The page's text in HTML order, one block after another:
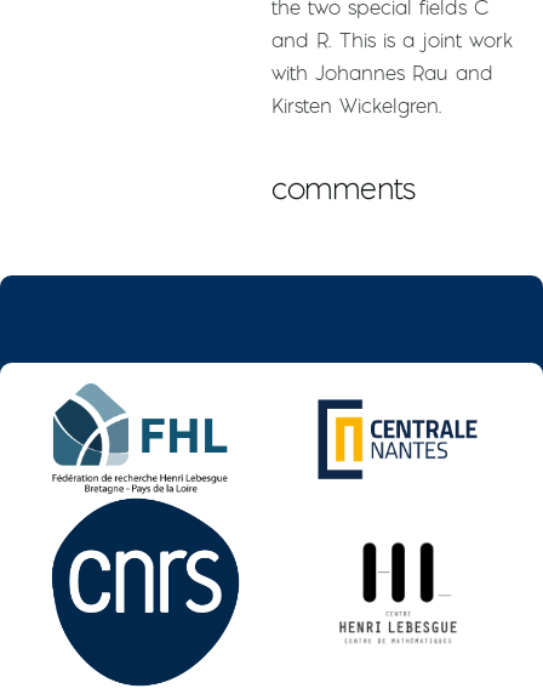
the two special fields C
and R. This is a joint work
with Johannes Rau and
Kirsten Wickelgren.
comments